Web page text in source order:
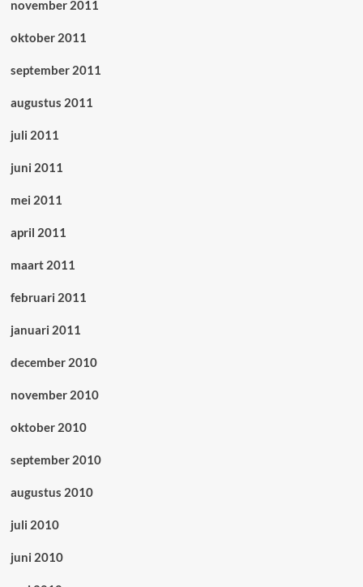
november 2011
oktober 2011
september 2011
augustus 2011
juli 2011
juni 2011
mei 2011
april 2011
maart 2011
februari 2011
januari 2011
december 2010
november 2010
oktober 2010
september 2010
augustus 2010
juli 2010
juni 2010